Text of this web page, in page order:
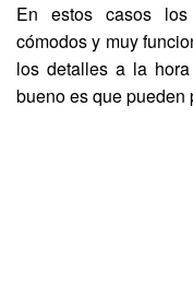
En estos casos los
cómodos y muy
los detalles a la
bueno es que pueden